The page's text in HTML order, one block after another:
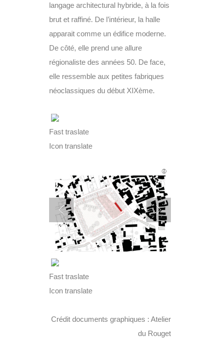
langage architectural hybride, à la fois
brut et raffiné. De l’intérieur, la halle
apparait comme un édifice moderne.
De côté, elle prend une allure
régionaliste des années 50. De face,
elle ressemble aux petites fabriques
néoclassiques du début XIXème.
Fast traslate
Icon translate
Fast traslate
Icon translate
Crédit documents graphiques : Atelier
du Rouget